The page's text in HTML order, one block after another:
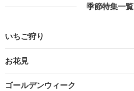
季節特集一覧
いちご狩り
お花見
ゴールデンウィーク